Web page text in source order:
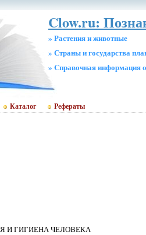
Clow.ru:
» Растения и животные
» Страны и государства
» Cправочная информация
Каталог Рефераты
И ГИГИЕНА ЧЕЛОВЕКА